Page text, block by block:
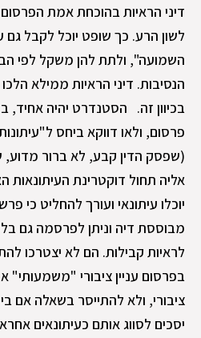
דיני הראיות בהוכחת אמת
לשון הרע. כך שופט יוכל לקבל גם
השמועה", ולתת להן משקל לפי
הנסיבות. דיני הראיות ממילא
בכיוון זה. הסטנדרט יהיה אחיד,
פרסום, ולאו דווקא ביחס
(שפסק הדין קבע, לא ברור מדוע,
אליה תחול דוקטרינת העיתונאות
יוכלו עיתונאי ועורך להחליט כי
מבוססת דיה וניתן לפרסמה גם
לראיות קבילות. הם לא יצטרכו
בפרסום עניין ציבורי "משמעותי"
ציבורי, ולא להתייסר בשאלה אם
יסכים לסווג אותם כעיתונאים